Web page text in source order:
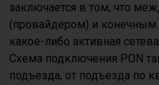
заключается в том, что
(провайдером) и конечным
какое-либо активная
Схема подключения PON
подъезда, от подъезда по